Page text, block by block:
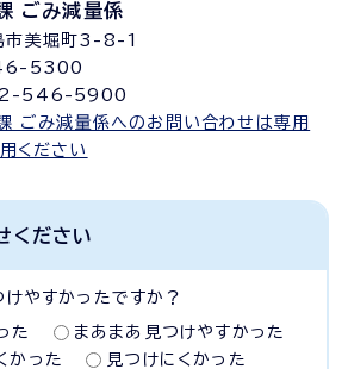
ごみ減量係
美堀町3-8-1
5300
546-5900
ごみ減量係へのお問い合わせは専用
ください
ください
けやすかったですか？
た
まあまあ見つけやすかった
かった
見つけにくかった